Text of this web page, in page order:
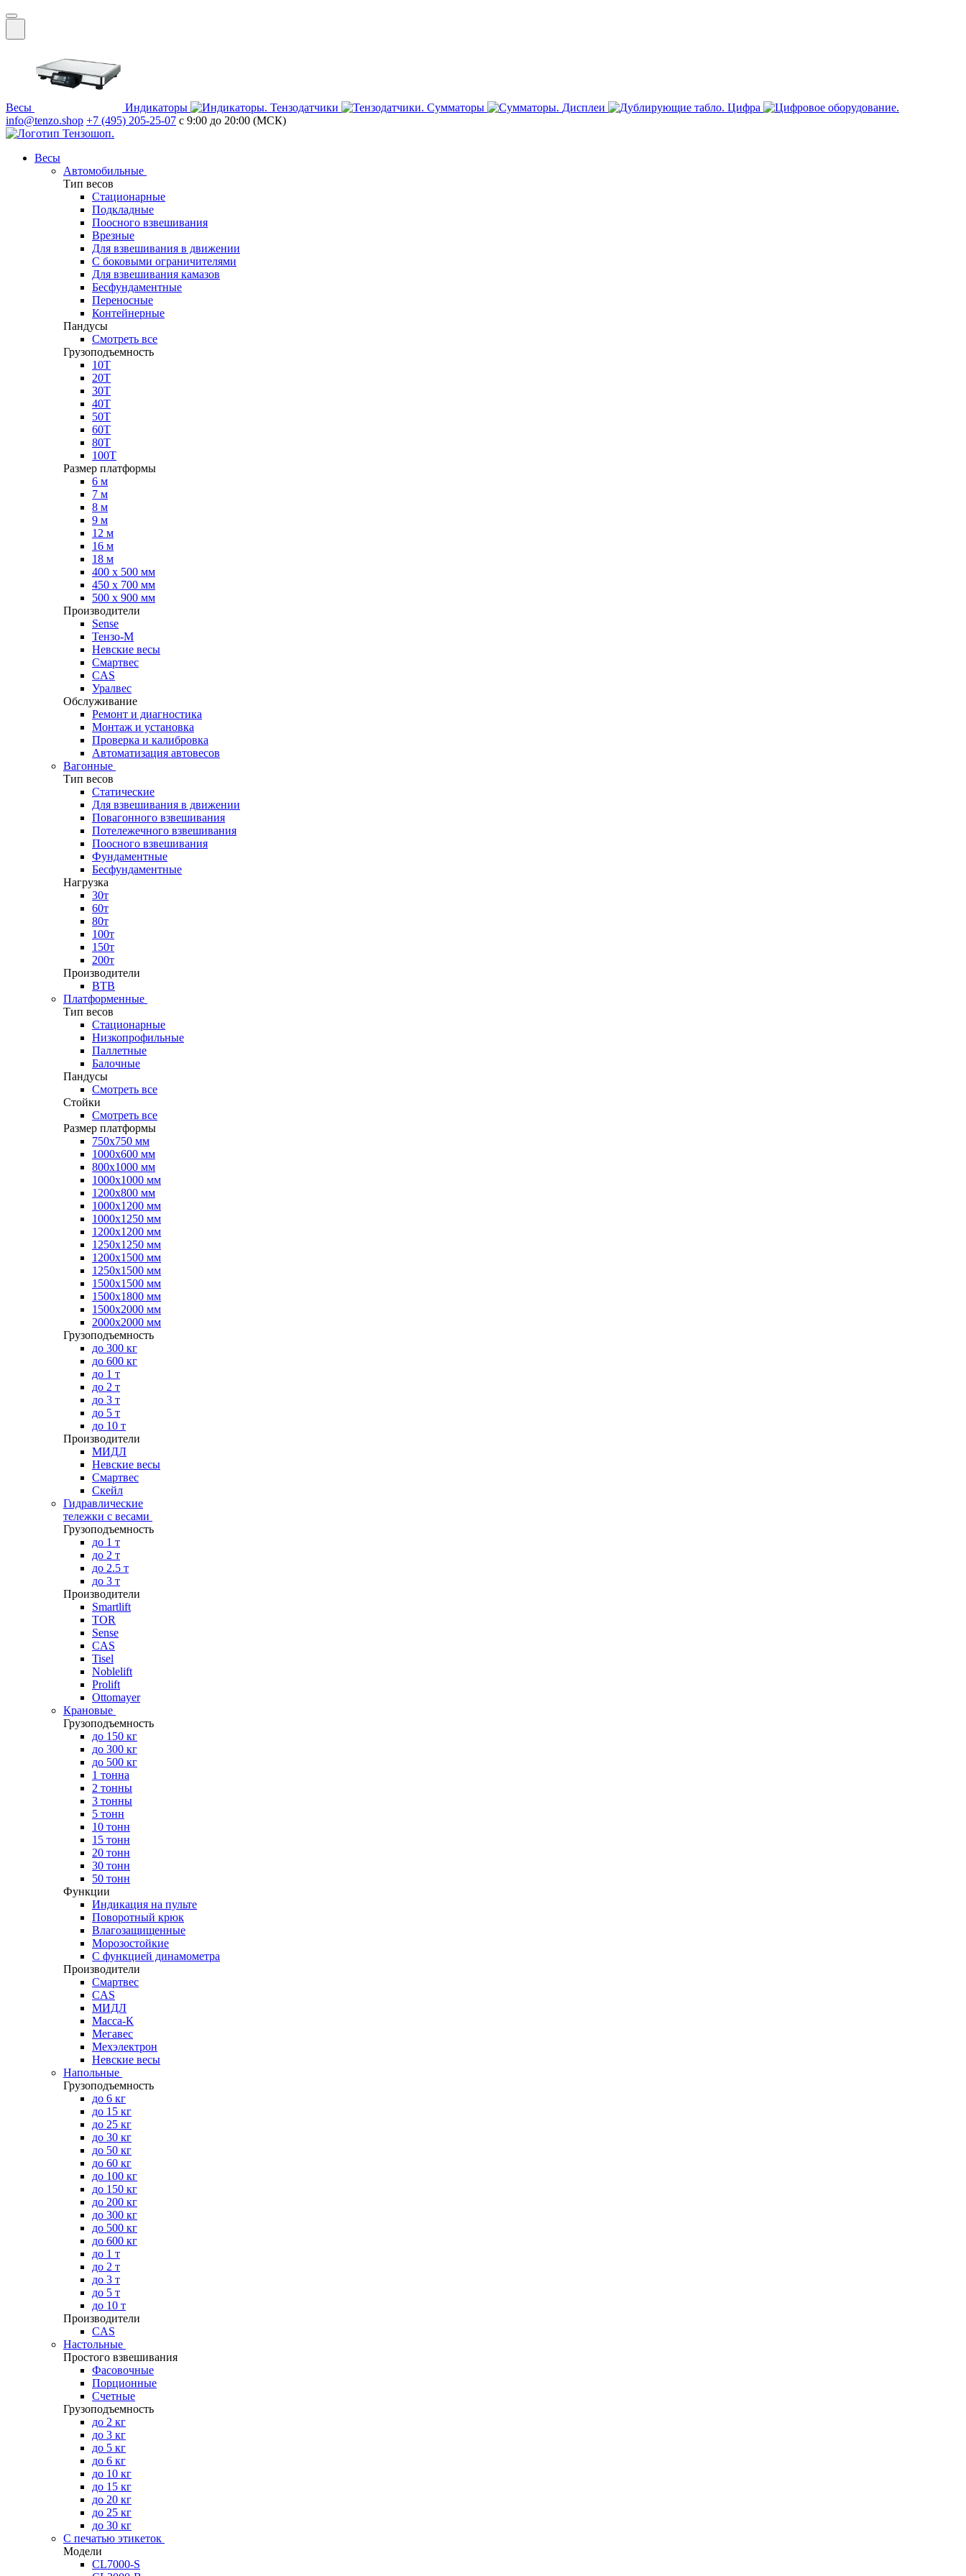
Весы Индикаторы Тензодатчики Сумматоры Дисплеи
Цифра
info@tenzo.shop +7 (495) 205-25-07 с 9:00 до 20:00 (МСК)
Весы
Автомобильные
Тип весов
Стационарные
Подкладные
Поосного взвешивания
Врезные
Для взвешивания в движении
С боковыми ограничителями
Для взвешивания камазов
Бесфундаментные
Переносные
Контейнерные
Пандусы
Смотреть все
Грузоподъемность
10Т
20Т
30Т
40Т
50Т
60Т
80Т
100Т
Размер платформы
6 м
7 м
8 м
9 м
12 м
16 м
18 м
400 х 500 мм
450 х 700 мм
500 х 900 мм
Производители
Sense
Тензо-М
Невские весы
Смартвес
CAS
Уралвес
Обслуживание
Ремонт и диагностика
Монтаж и установка
Проверка и калибровка
Автоматизация автовесов
Вагонные
Тип весов
Статические
Для взвешивания в движении
Повагонного взвешивания
Потележечного взвешивания
Поосного взвешивания
Фундаментные
Бесфундаментные
Нагрузка
30т
60т
80т
100т
150т
200т
Производители
ВТВ
Платформенные
Тип весов
Стационарные
Низкопрофильные
Паллетные
Балочные
Пандусы
Смотреть все
Стойки
Смотреть все
Размер платформы
750х750 мм
1000х600 мм
800х1000 мм
1000х1000 мм
1200х800 мм
1000х1200 мм
1000х1250 мм
1200х1200 мм
1250х1250 мм
1200х1500 мм
1250х1500 мм
1500х1500 мм
1500х1800 мм
1500х2000 мм
2000х2000 мм
Грузоподъемность
до 300 кг
до 600 кг
до 1 т
до 2 т
до 3 т
до 5 т
до 10 т
Производители
МИДЛ
Невские весы
Смартвес
Скейл
Гидравлические
тележки с весами
Грузоподъемность
до 1 т
до 2 т
до 2.5 т
до 3 т
Производители
Smartlift
TOR
Sense
CAS
Tisel
Noblelift
Prolift
Ottomayer
Крановые
Грузоподъемность
до 150 кг
до 300 кг
до 500 кг
1 тонна
2 тонны
3 тонны
5 тонн
10 тонн
15 тонн
20 тонн
30 тонн
50 тонн
Функции
Индикация на пульте
Поворотный крюк
Влагозащищенные
Морозостойкие
С функцией динамометра
Производители
Смартвес
CAS
МИДЛ
Масса-К
Мегавес
Мехэлектрон
Невские весы
Напольные
Грузоподъемность
до 6 кг
до 15 кг
до 25 кг
до 30 кг
до 50 кг
до 60 кг
до 100 кг
до 150 кг
до 200 кг
до 300 кг
до 500 кг
до 600 кг
до 1 т
до 2 т
до 3 т
до 5 т
до 10 т
Производители
CAS
Настольные
Простого взвешивания
Фасовочные
Порционные
Счетные
Грузоподъемность
до 2 кг
до 3 кг
до 5 кг
до 6 кг
до 10 кг
до 15 кг
до 20 кг
до 25 кг
до 30 кг
С печатью этикеток
Модели
CL7000-S